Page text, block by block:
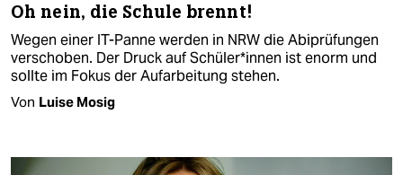
Oh nein, die Schule brennt!
Wegen einer IT-Panne werden in NRW die Abiprüfungen
verschoben. Der Druck auf Schü­le­r*in­nen ist enorm und
sollte im Fokus der Aufarbeitung stehen.
Von Luise Mosig